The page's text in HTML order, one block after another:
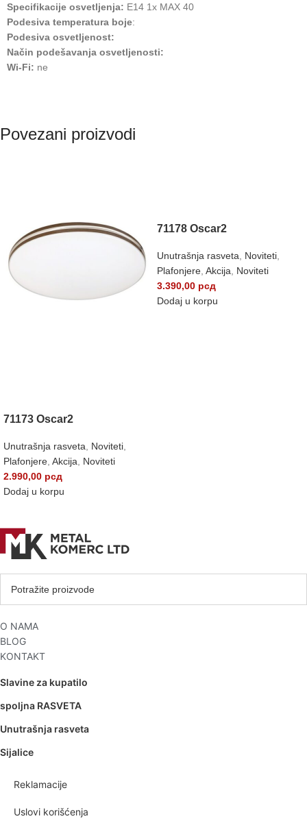
Specifikacije osvetljenja: E14 1x MAX 40
Podesiva temperatura boje:
Podesiva osvetljenost:
Način podešavanja osvetljenosti:
Wi-Fi: ne
Povezani proizvodi
71173 Oscar2
Unutrašnja rasveta, Noviteti,
Plafonjere, Akcija, Noviteti
2.990,00 рсд
Dodaj u korpu
71178 Oscar2
Unutrašnja rasveta, Noviteti,
Plafonjere, Akcija, Noviteti
3.390,00 рсд
Dodaj u korpu
O NAMA
BLOG
KONTAKT
Slavine za kupatilo
spoljna RASVETA
Unutrašnja rasveta
Sijalice
Reklamacije
Uslovi korišćenja